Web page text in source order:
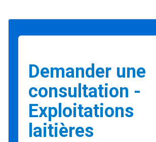
Demander une
consultation -
Exploitations
laitières